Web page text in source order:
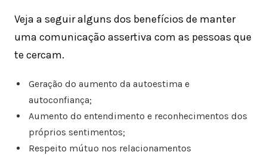
Veja a seguir alguns dos benefícios de manter
uma comunicação assertiva com as pessoas que
te cercam.
Geração do aumento da autoestima e
autoconfiança;
Aumento do entendimento e reconhecimentos dos
próprios sentimentos;
Respeito mútuo nos relacionamentos